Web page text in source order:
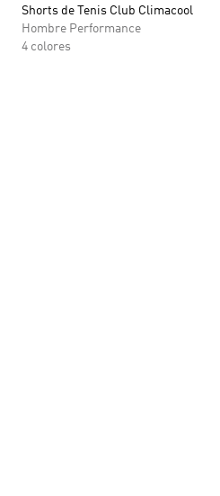
Shorts de Tenis Club Climacool
Hombre Performance
4 colores